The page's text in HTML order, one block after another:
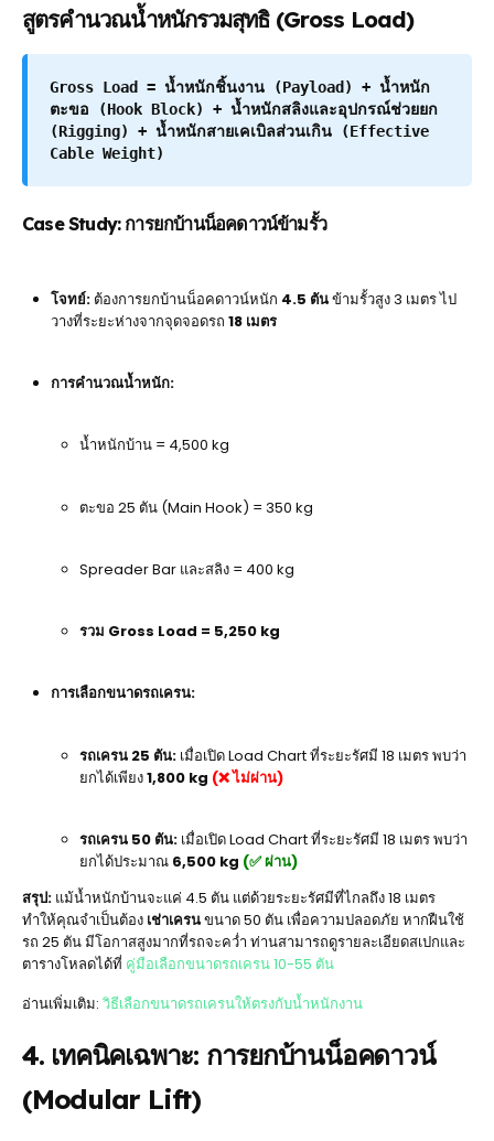
สูตรคำนวณน้ำหนักรวมสุทธิ (Gross Load)
Gross Load = น้ำหนักชิ้นงาน (Payload) + น้ำหนัก
ตะขอ (Hook Block) + น้ำหนักสลิงและอุปกรณ์ช่วยยก
(Rigging) + น้ำหนักสายเคเบิลส่วนเกิน (Effective
Cable Weight)
Case Study: การยกบ้านน็อคดาวน์ข้ามรั้ว
โจทย์: ต้องการยกบ้านน็อคดาวน์หนัก 4.5 ตันข้ามรั้วสูง 3 เมตร ไป
วางที่ระยะห่างจากจุดจอดรถ 18 เมตร
การคำนวณน้ำหนัก:
น้ำหนักบ้าน = 4,500 kg
ตะขอ 25 ตัน (Main Hook) = 350 kg
Spreader Bar และสลิง = 400 kg
รวม Gross Load = 5,250 kg
การเลือกขนาดรถเครน:
รถเครน 25 ตัน: เมื่อเปิด Load Chart ที่ระยะรัศมี 18 เมตร พบว่า
ยกได้เพียง1,800 kg (❌ ไม่ผ่าน)
รถเครน 50 ตัน: เมื่อเปิด Load Chart ที่ระยะรัศมี 18 เมตร พบว่า
ยกได้ประมาณ 6,500 kg (✅ ผ่าน)
สรุป: แม้น้ำหนักบ้านจะแค่ 4.5 ตัน แต่ด้วยระยะรัศมีที่ไกลถึง 18 เมตร
ทำให้คุณจำเป็นต้อง เช่าเครนขนาด 50 ตัน เพื่อความปลอดภัย หากฝืนใช้
รถ 25 ตัน มีโอกาสสูงมากที่รถจะคว่ำ ท่านสามารถดูรายละเอียดสเปกและ
ตารางโหลดได้ที่ คู่มือเลือกขนาดรถเครน 10-55 ตัน
อ่านเพิ่มเติม: วิธีเลือกขนาดรถเครนให้ตรงกับน้ำหนักงาน
4. เทคนิคเฉพาะ: การยกบ้านน็อคดาวน์
(Modular Lift)